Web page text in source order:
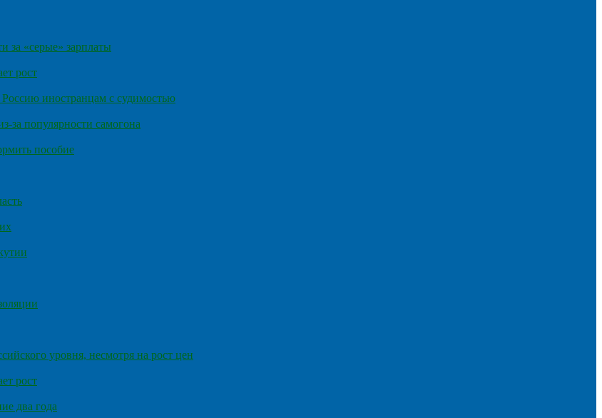
за «серые» зарплаты
рост
иностранцам с судимостью
за популярности самогона
пособие
уровня, несмотря на рост цен
рост
два года